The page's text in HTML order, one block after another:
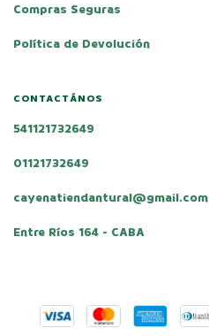
Compras Seguras
Política de Devolución
CONTACTÁNOS
541121732649
01121732649
cayenatiendantural@gmail.com
Entre Ríos 164 - CABA